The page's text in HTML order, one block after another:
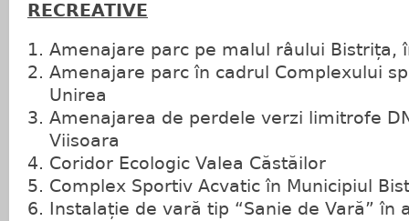
RECREATIVE
Amenajare parc pe malul râului Bistrița,
Amenajare parc în cadrul Complexului
Unirea
Amenajarea de perdele verzi limitrofe
Viisoara
Coridor Ecologic Valea Căstăilor
Complex Sportiv Acvatic în Municipiul
Instalație de vară tip “Sanie de Vară” în